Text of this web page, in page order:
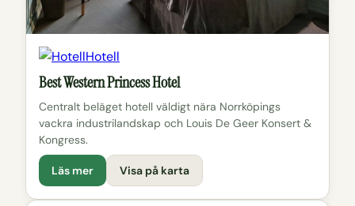
Hotell
Best Western Princess Hotel
Centralt beläget hotell väldigt nära Norrköpings
vackra industrilandskap och Louis De Geer Konsert &
Kongress.
Läs mer Visa på karta